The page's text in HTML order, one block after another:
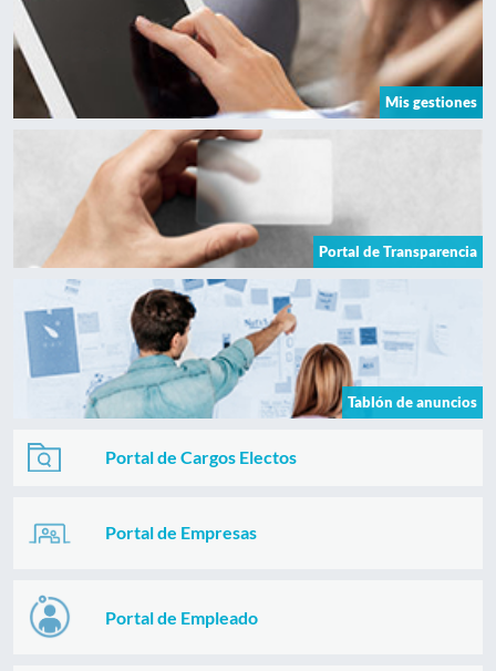
Mis gestiones
Portal de Transparencia
Tablón de anuncios
Portal de Cargos Electos
Portal de Empresas
Portal de Empleado